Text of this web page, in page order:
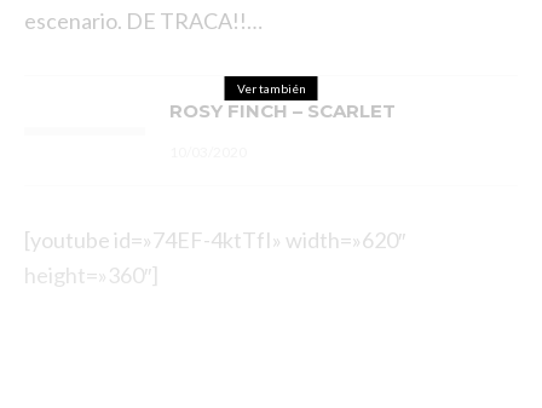
escenario. DE TRACA!!…
Ver también
ROSY FINCH – SCARLET
[youtube id=»74EF-4ktTfI» width=»620″
height=»360″]